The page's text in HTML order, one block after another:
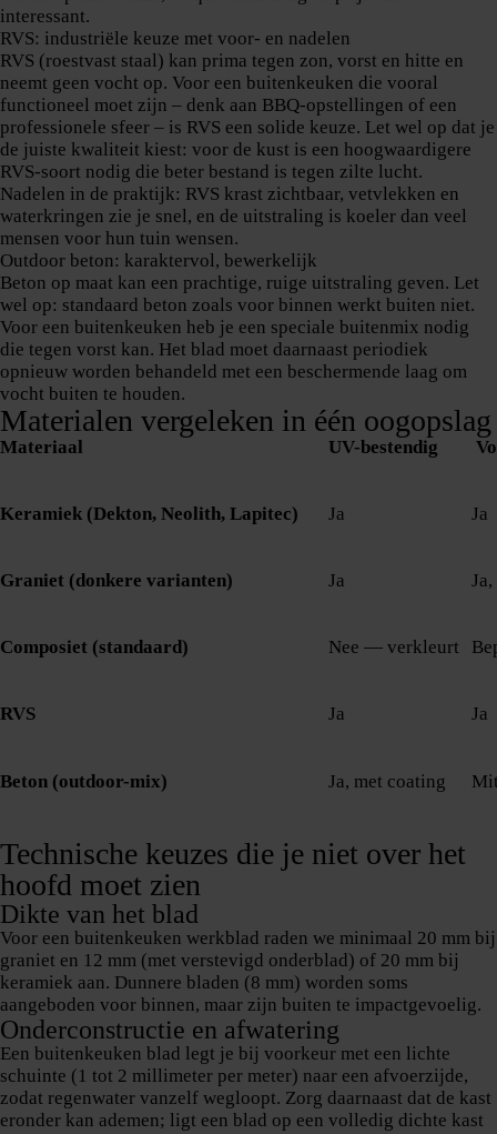
interessant.
RVS: industriële keuze met voor- en nadelen
RVS (roestvast staal) kan prima tegen zon, vorst en hitte en
neemt geen vocht op. Voor een buitenkeuken die vooral
functioneel moet zijn – denk aan BBQ-opstellingen of een
professionele sfeer – is RVS een solide keuze. Let wel op dat je
de juiste kwaliteit kiest: voor de kust is een hoogwaardigere
RVS-soort nodig die beter bestand is tegen zilte lucht.
Nadelen in de praktijk: RVS krast zichtbaar, vetvlekken en
waterkringen zie je snel, en de uitstraling is koeler dan veel
mensen voor hun tuin wensen.
Outdoor beton: karaktervol, bewerkelijk
Beton op maat kan een prachtige, ruige uitstraling geven. Let
wel op: standaard beton zoals voor binnen werkt buiten niet.
Voor een buitenkeuken heb je een speciale buitenmix nodig
die tegen vorst kan. Het blad moet daarnaast periodiek
opnieuw worden behandeld met een beschermende laag om
vocht buiten te houden.
Materialen vergeleken in één oogopslag
Materiaal UV-bestendig
Keramiek (Dekton, Neolith, Lapitec) Ja Ja
Graniet (donkere varianten) Ja
Composiet (standaard) Nee — verkleurt
RVS Ja Ja
Beton (outdoor-mix) Ja, met coating
Technische keuzes die je niet over het
hoofd moet zien
Dikte van het blad
Voor een buitenkeuken werkblad raden we minimaal 20 mm bij
graniet en 12 mm (met verstevigd onderblad) of 20 mm bij
keramiek aan. Dunnere bladen (8 mm) worden soms
aangeboden voor binnen, maar zijn buiten te impactgevoelig.
Onderconstructie en afwatering
Een buitenkeuken blad legt je bij voorkeur met een lichte
schuinte (1 tot 2 millimeter per meter) naar een afvoerzijde,
zodat regenwater vanzelf wegloopt. Zorg daarnaast dat de kast
eronder kan ademen; ligt een blad op een volledig dichte kast